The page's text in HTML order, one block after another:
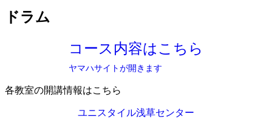
ドラム
コース内容はこちら
ヤマハサイトが開きます
各教室の開講情報はこちら
ユニスタイル浅草センター